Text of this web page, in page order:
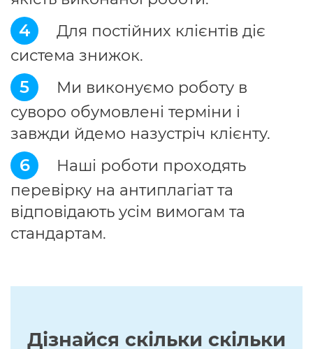
4
Для постійних клієнтів діє
система знижок.
5
Ми виконуємо роботу в
суворо обумовлені терміни і
завжди йдемо назустріч клієнту.
6
Наші роботи проходять
перевірку на антиплагіат та
відповідають усім вимогам та
стандартам.
Дізнайся скільки скільки